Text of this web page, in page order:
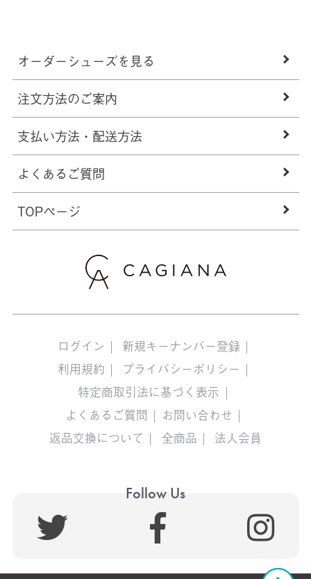
オーダーシューズを見る
注文方法のご案内
支払い方法・配送方法
よくあるご質問
TOPページ
ログイン
新規キーナンバー登録
利用規約
プライバシーポリシー
特定商取引法に基づく表示
よくあるご質問
お問い合わせ
返品交換について
全商品 法人会員
Follow Us